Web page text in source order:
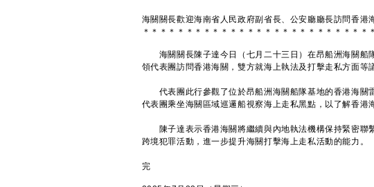
海關關長歡迎海南省人民政府副省長、公安廳廳長訪問香港
＊ ＊ ＊ ＊ ＊ ＊ ＊ ＊ ＊ ＊ ＊ ＊ ＊ ＊ ＊ ＊ ＊ ＊ ＊ ＊ ＊ ＊ ＊ ＊ ＊ ＊ ＊
海關關長陳子達今日（七月二十三日）在昂船洲海關船
領代表團訪問香港海關，雙方就海上執法及打擊走私方面等
代表團此行參觀了位於昂船洲海關船隊基地的香港海關
代表團乘坐海關區域巡邏船視察海上走私黑點，以了解香港
陳子達表示香港海關將繼續與內地執法機構保持緊密聯
跨境犯罪活動，進一步提升海關打擊海上走私活動的能力。
完